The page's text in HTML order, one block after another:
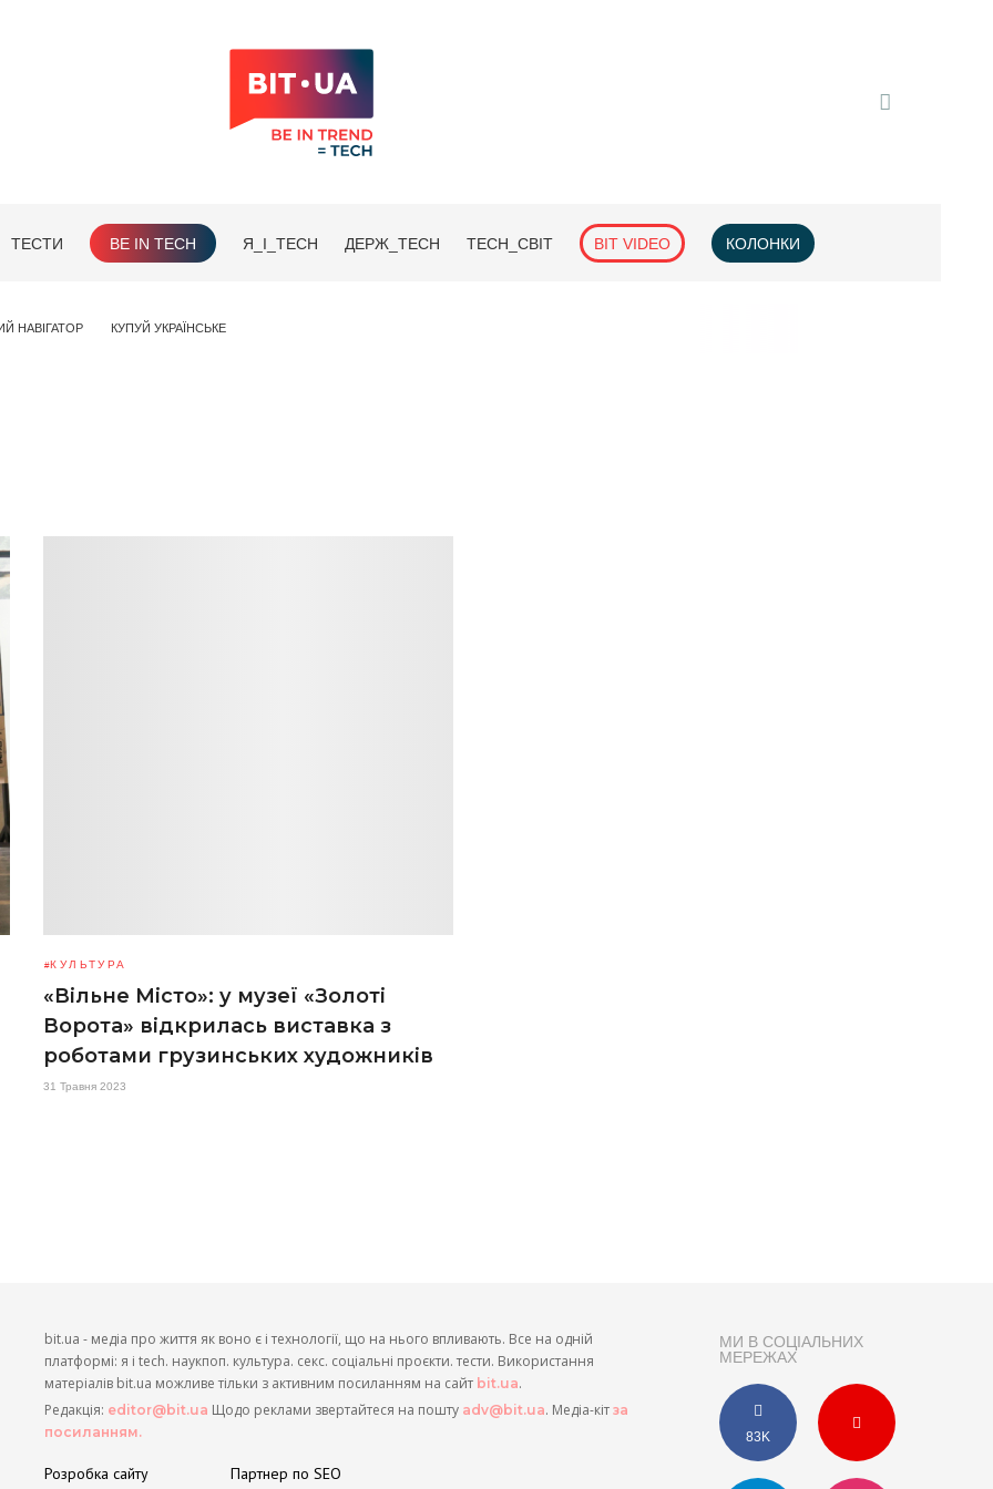
ТЕСТИ BE IN TECH Я_І_TECH ДЕРЖ_TECH TECH_СВІТ BIT VIDEO КОЛОНКИ
НАВІГАТОР КУПУЙ УКРАЇНСЬКЕ
КУЛЬТУРА
«Вільне Місто»: у музеї «Золоті
Ворота» відкрилась виставка з
роботами грузинських художників
31 Травня 2023
МИ В СОЦІАЛЬНИХ
МЕРЕЖАХ
83K
bit.ua - медіа про життя як воно є і технології, що на нього впливають. Все на одній
платформі: я і tech. наукпоп. культура. секс. соціальні проєкти. тести. Використання
матеріалів bit.ua можливе тільки з активним посиланням на сайт bit.ua.
Редакція: editor@bit.ua Щодо реклами звертайтеся на пошту adv@bit.ua. Медіа-кіт за
посиланням.
Розробка сайту Партнер по SEO